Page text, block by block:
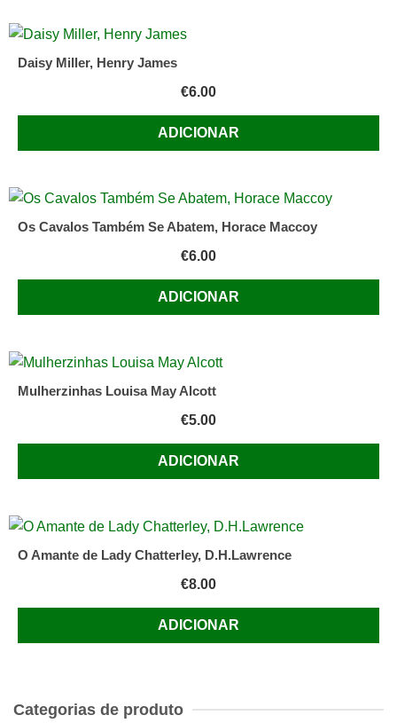
Daisy Miller, Henry James
€6.00
ADICIONAR
Os Cavalos Também Se Abatem, Horace Maccoy
€6.00
ADICIONAR
Mulherzinhas Louisa May Alcott
€5.00
ADICIONAR
O Amante de Lady Chatterley, D.H.Lawrence
€8.00
ADICIONAR
Categorias de produto